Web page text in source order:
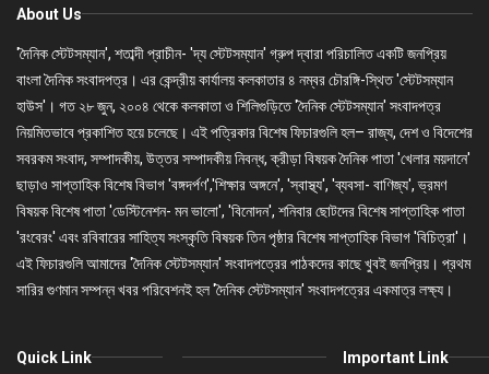
About Us
'দৈনিক স্টেটসম্যান', শতাব্দী প্রাচীন- 'দ্য স্টেটসম্যান' গ্রুপ দ্বারা পরিচালিত একটি জনপ্রিয়
বাংলা দৈনিক সংবাদপত্র। এর কেন্দ্রীয় কার্যালয় কলকাতার ৪ নম্বর চৌরঙ্গি-স্থিত 'স্টেটসম্যান
হাউস'। গত ২৮ জুন, ২০০৪ থেকে কলকাতা ও শিলিগুড়িতে 'দৈনিক স্টেটসম্যান' সংবাদপত্র
নিয়মিতভাবে প্রকাশিত হয়ে চলেছে। এই পত্রিকার বিশেষ ফিচারগুলি হল– রাজ্য, দেশ ও বিদেশের
সবরকম সংবাদ, সম্পাদকীয়, উত্তর সম্পাদকীয় নিবন্ধ, ক্রীড়া বিষয়ক দৈনিক পাতা 'খেলার ময়দানে'
ছাড়াও সাপ্তাহিক বিশেষ বিভাগ 'বঙ্গদর্পণ','শিক্ষার অঙ্গনে', 'স্বাস্থ্য', 'ব্যবসা- বাণিজ্য', ভ্রমণ
বিষয়ক বিশেষ পাতা 'ডেস্টিনেশন- মন ভালো', 'বিনোদন', শনিবার ছোটদের বিশেষ সাপ্তাহিক পাতা
'রংবেরং' এবং রবিবারের সাহিত্য সংস্কৃতি বিষয়ক তিন পৃষ্ঠার বিশেষ সাপ্তাহিক বিভাগ 'বিচিত্রা'।
এই ফিচারগুলি আমাদের 'দৈনিক স্টেটসম্যান' সংবাদপত্রের পাঠকদের কাছে খুবই জনপ্রিয়। প্রথম
সারির গুণমান সম্পন্ন খবর পরিবেশনই হল 'দৈনিক স্টেটসম্যান' সংবাদপত্রের একমাত্র লক্ষ্য।
Quick Link Important Link